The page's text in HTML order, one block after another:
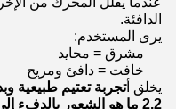
الدافئة.
يرى المستخدم:
مشرق = محايد
خافت = دافئ ومريح
يخلق أتجربة تعتيم طبيعية
2.2 ما هو الشعور بالدفء إلى الخافت